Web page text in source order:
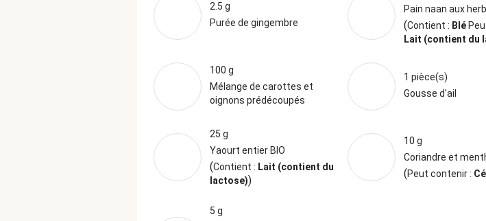
2.5 g
Purée de gingembre
Pain naan aux
(Contient : Blé
Lait (contient du
100 g
Mélange de carottes et
oignons prédécoupés
1 pièce(s)
Gousse d'ail
25 g
Yaourt entier BIO
(Contient : Lait (contient du
lactose))
10 g
Coriandre et
(Peut contenir :
5 g